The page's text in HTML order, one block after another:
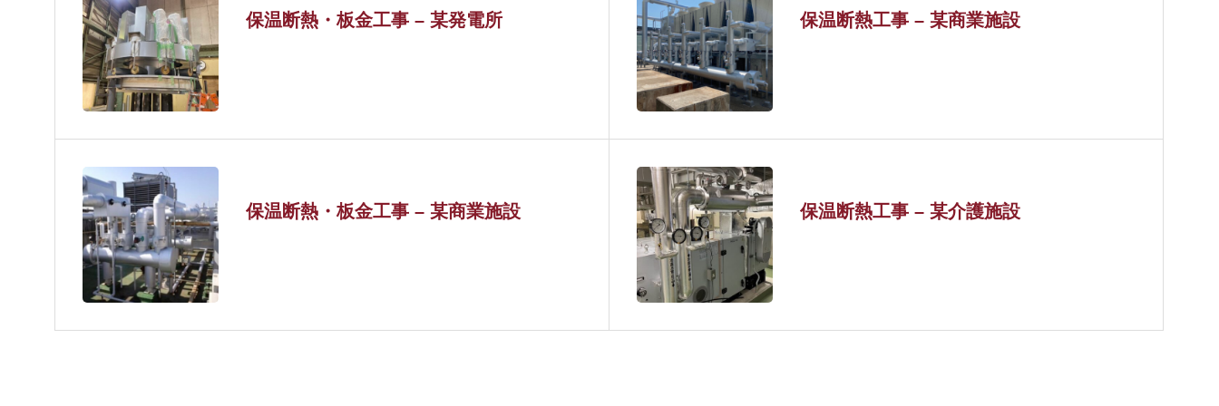
保温断熱・板金工事 – 某発電所 保温断熱工事 – 某商業施設
保温断熱・板金工事 – 某商業施設 保温断熱工事 – 某介護施設